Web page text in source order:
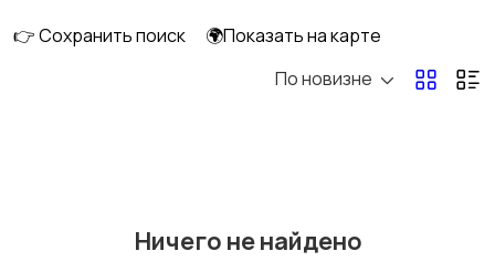
Нижнее белье
👉 Сохранить поиск
🌍Показать на карте
По новизне
Ничего не найдено